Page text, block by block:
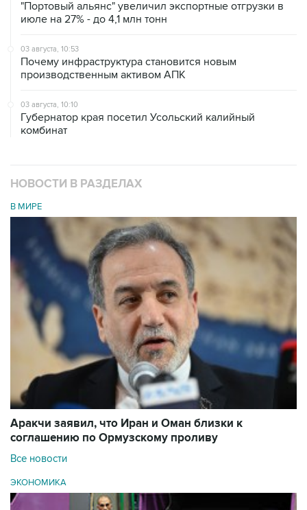
"Портовый альянс" увеличил экспортные отгрузки в
июле на 27% - до 4,1 млн тонн
03 августа, 10:53
Почему инфраструктура становится новым
производственным активом АПК
03 августа, 10:10
Губернатор края посетил Усольский калийный
комбинат
НОВОСТИ В РАЗДЕЛАХ
В МИРЕ
Аракчи заявил, что Иран и Оман близки к
соглашению по Ормузскому проливу
Все новости
ЭКОНОМИКА